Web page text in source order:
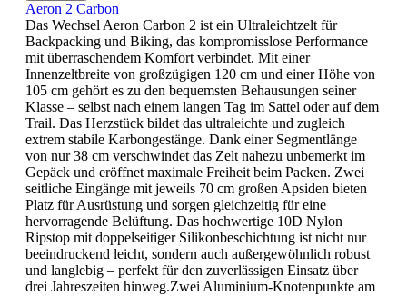
Aeron 2 Carbon
Das Wechsel Aeron Carbon 2 ist ein Ultraleichtzelt für
Backpacking und Biking, das kompromisslose Performance
mit überraschendem Komfort verbindet. Mit einer
Innenzeltbreite von großzügigen 120 cm und einer Höhe von
105 cm gehört es zu den bequemsten Behausungen seiner
Klasse – selbst nach einem langen Tag im Sattel oder auf dem
Trail. Das Herzstück bildet das ultraleichte und zugleich
extrem stabile Karbongestänge. Dank einer Segmentlänge
von nur 38 cm verschwindet das Zelt nahezu unbemerkt im
Gepäck und eröffnet maximale Freiheit beim Packen. Zwei
seitliche Eingänge mit jeweils 70 cm großen Apsiden bieten
Platz für Ausrüstung und sorgen gleichzeitig für eine
hervorragende Belüftung. Das hochwertige 10D Nylon
Ripstop mit doppelseitiger Silikonbeschichtung ist nicht nur
beeindruckend leicht, sondern auch außergewöhnlich robust
und langlebig – perfekt für den zuverlässigen Einsatz über
drei Jahreszeiten hinweg.Zwei Aluminium-Knotenpunkte am